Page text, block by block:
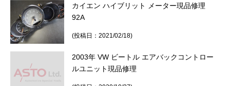
カイエン ハイブリット メーター現品修理
92A
(投稿日：2021/02/18)
2003年 VW ビートル エアバックコントロー
ルユニット現品修理